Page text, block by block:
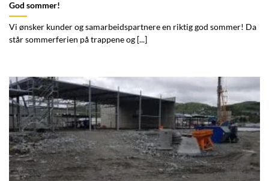
God sommer!
Vi ønsker kunder og samarbeidspartnere en riktig god sommer! Da
står sommerferien på trappene og [...]